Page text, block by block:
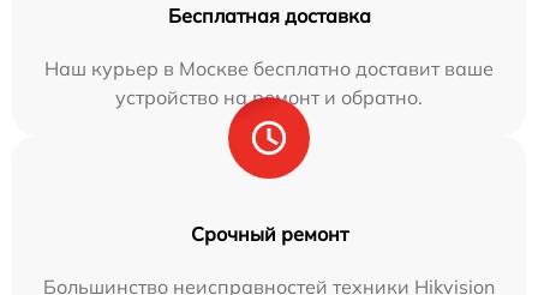
Бесплатная доставка
Наш курьер в Москве бесплатно доставит ваше
устройство на ремонт и обратно.
Срочный ремонт
Большинство неисправностей техники Hikvision